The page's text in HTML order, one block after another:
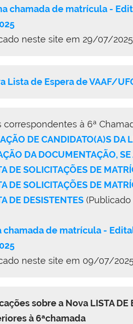
chamada de matrícula -
neste site em 29/07/2025
Lista de Espera de VAAF/
correspondentes à 6ª
DE CANDIDATO(A)S DA
DA DOCUMENTAÇÃO,
DE SOLICITAÇÕES DE
DE SOLICITAÇÕES DE
DE DESISTENTES
chamada de matrícula -
neste site em 09/07/
sobre a Nova LISTA
à 6ªchamada